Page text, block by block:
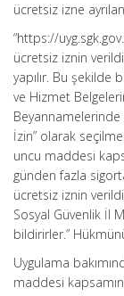
ücretsiz izne
“https://
ücretsiz iznin
yapılır. Bu şekilde
ve Hizmet
İzin” olarak
uncu maddesi
günden fazla
ücretsiz iznin
Sosyal Güvenlik İl
bildirirler.”
Uygulama
maddesi